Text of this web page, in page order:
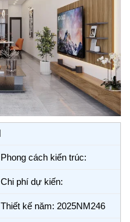
Phong cách kiến trúc:
Chi phí dự kiến:
Thiết kế năm: 2025NM246